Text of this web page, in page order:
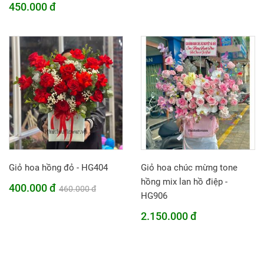
450.000 đ
Giỏ hoa hồng đỏ - HG404
400.000 đ 460.000 đ
Giỏ hoa chúc mừng tone
hồng mix lan hồ điệp -
HG906
2.150.000 đ